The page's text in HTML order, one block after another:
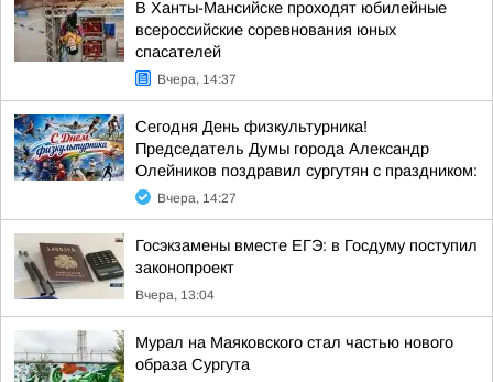
В Ханты-Мансийске проходят юбилейные
всероссийские соревнования юных
спасателей
Вчера, 14:37
Сегодня День физкультурника!
Председатель Думы города Александр
Олейников поздравил сургутян с праздником:
Вчера, 14:27
Госэкзамены вместе ЕГЭ: в Госдуму поступил
законопроект
Вчера, 13:04
Мурал на Маяковского стал частью нового
образа Сургута